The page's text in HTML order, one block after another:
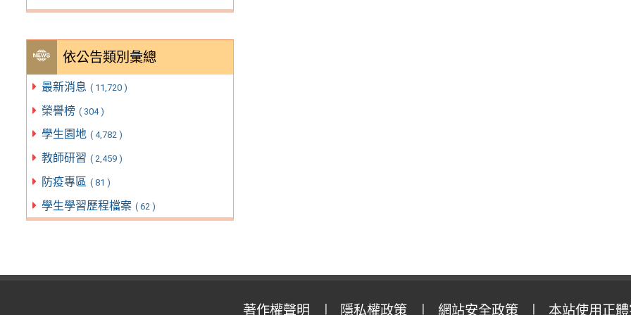
依公告類別彙總
最新消息 ( 11,720 )
榮譽榜 ( 304 )
學生園地 ( 4,782 )
教師研習 ( 2,459 )
防疫專區 ( 81 )
學生學習歷程檔案 ( 62 )
著作權聲明 隱私權政策 網站安全政策 本站使用正